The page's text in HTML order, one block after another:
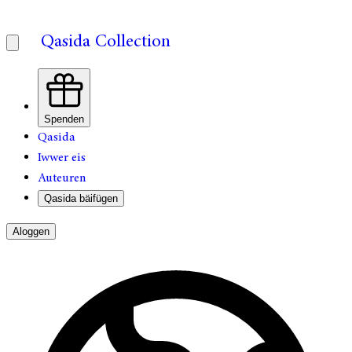
Qasida Collection
Spenden
Qasida
Iwwer eis
Auteuren
Qasida bäifügen
Aloggen